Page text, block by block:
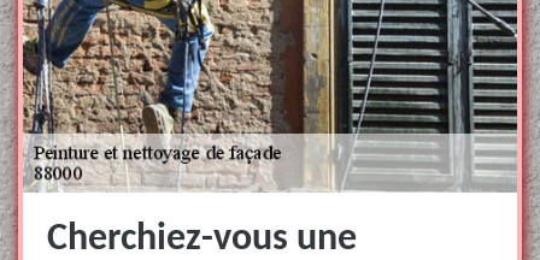
Cherchiez-vous une